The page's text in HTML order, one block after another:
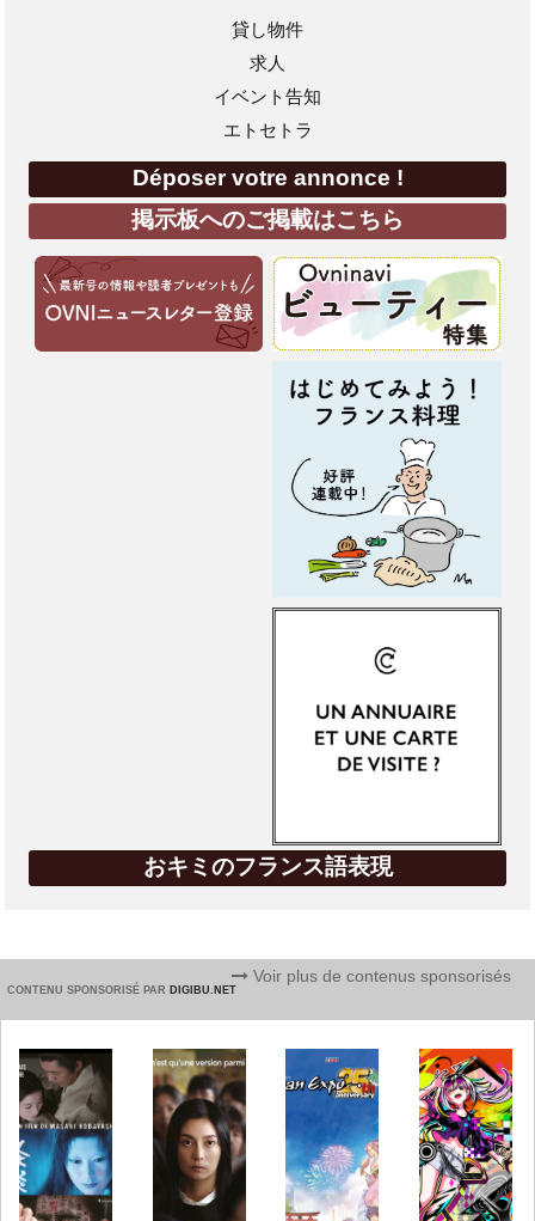
貸し物件
求人
イベント告知
エトセトラ
Déposer votre annonce !
掲示板へのご掲載はこちら
おキミのフランス語表現
CONTENU SPONSORISÉ PAR DIGIBU.NET
Voir plus de contenus sponsorisés